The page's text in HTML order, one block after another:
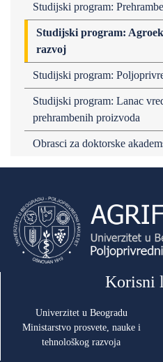
Studijski program:
Studijski program:
razvoj
Studijski program:
Studijski program: Lanac
prehrambenih proizvoda
Obrasci za doktorske
Korisni
Univerzitet u Beogradu
Ministarstvo prosvete, nauke i
tehnološkog razvoja